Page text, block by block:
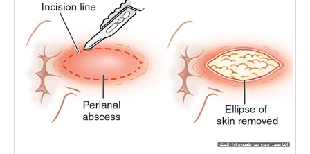
بانک، بیمه و سرمایه
مسکن و ساختمان